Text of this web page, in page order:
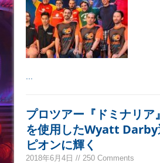
プロツアー『ドミナリア
を使用したWyatt Darby
ピオンに輝く
2018年6月4日 // 250 Comments